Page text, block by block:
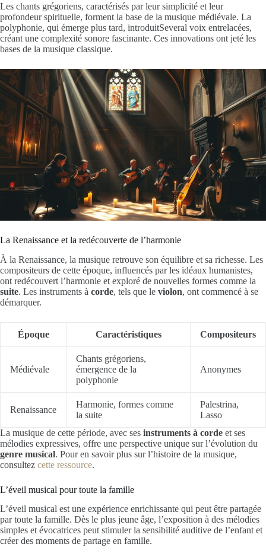
Les chants grégoriens, caractérisés par leur simplicité et leur
profondeur spirituelle, forment la base de la musique médiévale. La
polyphonie, qui émerge plus tard, introduitSeveral voix entrelacées,
créant une complexité sonore fascinante. Ces innovations ont jeté les
bases de la musique classique.
La Renaissance et la redécouverte de l’harmonie
À la Renaissance, la musique retrouve son équilibre et sa richesse. Les
compositeurs de cette époque, influencés par les idéaux humanistes,
ont redécouvert l’harmonie et exploré de nouvelles formes comme la
suite. Les instruments à corde, tels que le violon, ont commencé à se
démarquer.
Époque Caractéristiques Compositeurs
Médiévale
Chants grégoriens,
émergence de la
polyphonie
Anonymes
Renaissance
Harmonie, formes comme
la suite
Palestrina,
Lasso
La musique de cette période, avec ses instruments à corde et ses
mélodies expressives, offre une perspective unique sur l’évolution du
genre musical. Pour en savoir plus sur l’histoire de la musique,
consultez cette ressource.
L’éveil musical pour toute la famille
L’éveil musical est une expérience enrichissante qui peut être partagée
par toute la famille. Dès le plus jeune âge, l’exposition à des mélodies
simples et évocatrices peut stimuler la sensibilité auditive de l’enfant et
créer des moments de partage en famille.